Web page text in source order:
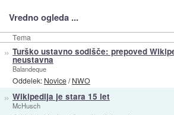
Vredno ogleda ...
Tema
» Turško ustavno sodišče: prepoved
neustavna
Balandeque
Oddelek: Novice/NWO
» Wikipedija je stara 15 let
McHusch